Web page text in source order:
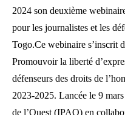
2024 son deuxième
pour les journalistes et les
Togo.Ce webinaire s’inscrit
Promouvoir la liberté
défenseurs des droits de
2023-2025. Lancée le 9
de l’Ouest (IPAO) en